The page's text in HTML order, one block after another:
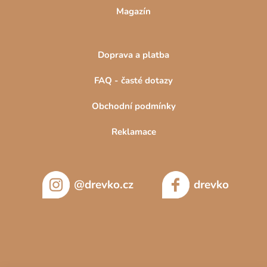
Magazín
Doprava a platba
FAQ - časté dotazy
Obchodní podmínky
Reklamace
@drevko.cz drevko